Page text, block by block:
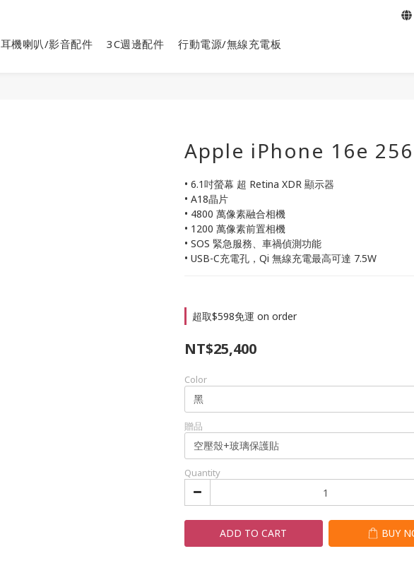
耳機喇叭/影音配件 3C週邊配件 行動電源/無線充電板
Apple iPhone 16e
• 6.1吋螢幕 超 Retina XDR 顯示器
• A18晶片
• 4800 萬像素融合相機
• 1200 萬像素前置相機
• SOS 緊急服務、車禍偵測功能
• USB-C充電孔，Qi 無線充電最高可達 7.5W
超取$598免運 on order
NT$25,400
Color
贈品
Quantity
ADD TO CART BUY